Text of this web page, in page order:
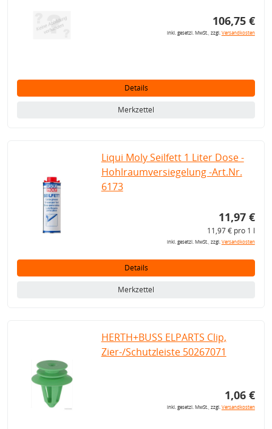
106,75 €
inkl. gesetzl. MwSt., zzgl.Versandkosten
Details
Merkzettel
Liqui Moly Seilfett 1 Liter Dose -
Hohlraumversiegelung -Art.Nr.
6173
11,97 €
11,97 € pro 1 l
inkl. gesetzl. MwSt., zzgl.Versandkosten
Details
Merkzettel
HERTH+BUSS ELPARTS Clip,
Zier-/Schutzleiste 50267071
1,06 €
inkl. gesetzl. MwSt., zzgl.Versandkosten